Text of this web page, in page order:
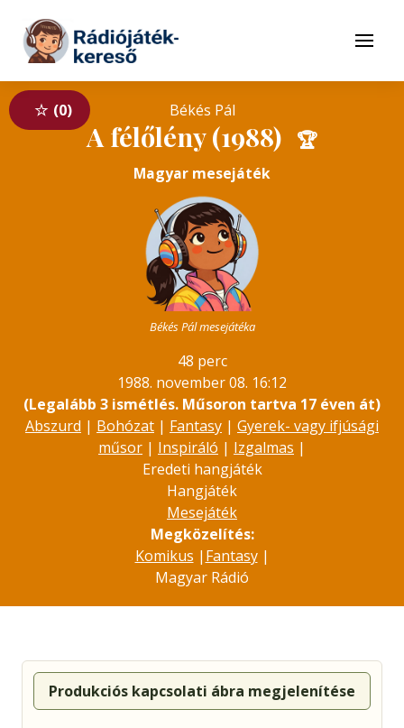
Tovább a tartalomhoz
Menü
0 Békés Pál
A félőlény (1988) 🏆
Magyar mesejáték
Békés Pál mesejátéka
48 perc
1988. november 08. 16:12
(Legalább 3 ismétlés. Műsoron tartva 17 éven át)
Abszurd | Bohózat | Fantasy | Gyerek- vagy ifjúsági
műsor | Inspiráló | Izgalmas |
Eredeti hangjáték
Hangjáték
Mesejáték
Megközelítés:
Komikus | Fantasy|
Magyar Rádió
Produkciós kapcsolati ábra megjelenítése